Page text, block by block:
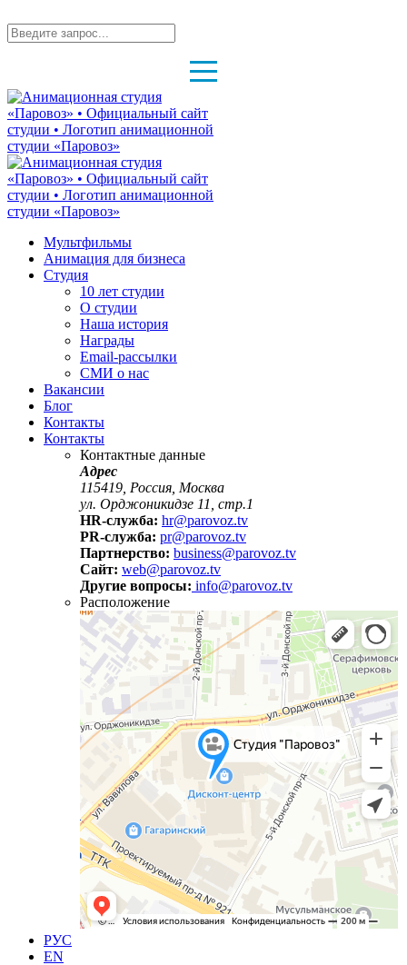
Мультфильмы
Анимация для бизнеса
Студия
10 лет студии
О студии
Наша история
Награды
Email-рассылки
СМИ о нас
Вакансии
Блог
Контакты
Контакты
Контактные данные
Адрес
115419, Россия, Москва
ул. Орджоникидзе 11, стр.1
HR-служба: hr@parovoz.tv
PR-служба: pr@parovoz.tv
Партнерство: business@parovoz.tv
Сайт: web@parovoz.tv
Другие вопросы: info@parovoz.tv
Расположение
РУС
EN